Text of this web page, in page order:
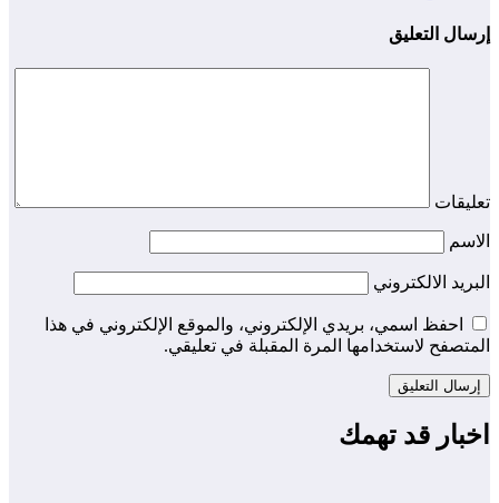
إرسال التعليق
تعليقات
الاسم
البريد الالكتروني
احفظ اسمي، بريدي الإلكتروني، والموقع الإلكتروني في هذا
المتصفح لاستخدامها المرة المقبلة في تعليقي.
اخبار قد تهمك